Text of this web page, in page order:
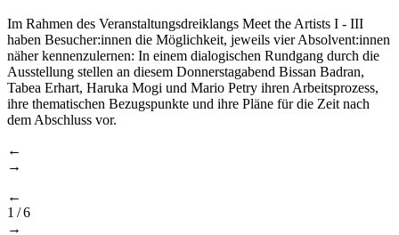
Im Rahmen des Veranstaltungsdreiklangs Meet the Artists I - III
haben Besucher:innen die Möglichkeit, jeweils vier Absolvent:innen
näher kennenzulernen: In einem dialogischen Rundgang durch die
Ausstellung stellen an diesem Donnerstagabend Bissan Badran,
Tabea Erhart, Haruka Mogi und Mario Petry ihren Arbeitsprozess,
ihre thematischen Bezugspunkte und ihre Pläne für die Zeit nach
dem Abschluss vor.
←
→
←
1 /6
→